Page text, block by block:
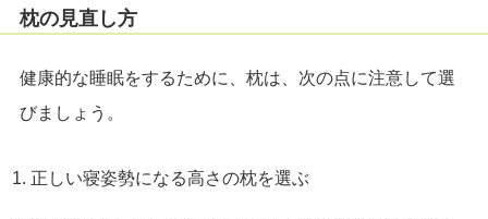
枕の見直し方
健康的な睡眠をするために、枕は、次の点に注意して選
びましょう。
正しい寝姿勢になる高さの枕を選ぶ